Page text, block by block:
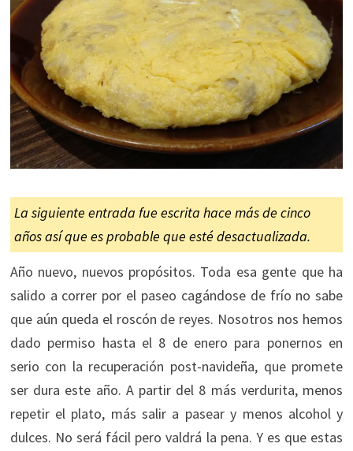
La siguiente entrada fue escrita hace más de cinco
años así que es probable que esté desactualizada.
Año nuevo, nuevos propósitos. Toda esa gente que ha
salido a correr por el paseo cagándose de frío no sabe
que aún queda el roscón de reyes. Nosotros nos hemos
dado permiso hasta el 8 de enero para ponernos en
serio con la recuperación post-navideña, que promete
ser dura este año. A partir del 8 más verdurita, menos
repetir el plato, más salir a pasear y menos alcohol y
dulces. No será fácil pero valdrá la pena. Y es que estas